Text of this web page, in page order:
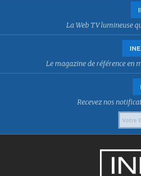
La Web TV lumineuse
Le magazine de référence en
Recevez nos